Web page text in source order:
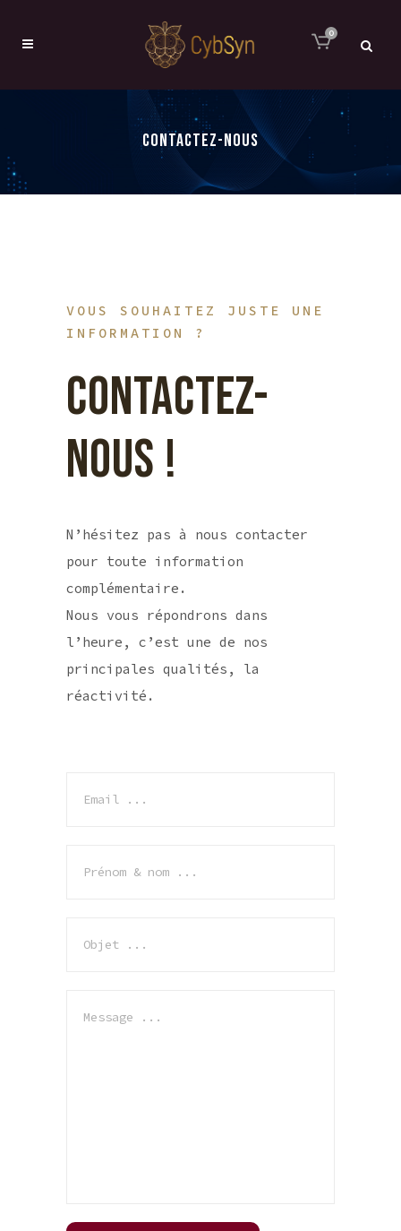
0
CONTACTEZ-NOUS
VOUS SOUHAITEZ JUSTE UNE
INFORMATION ?
CONTACTEZ-
NOUS !
N’hésitez pas à nous contacter
pour toute information
complémentaire.
Nous vous répondrons dans
l’heure, c’est une de nos
principales qualités, la
réactivité.